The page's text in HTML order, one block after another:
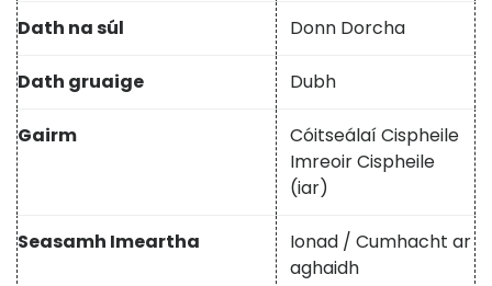
Dath na súl Donn Dorcha
Dath gruaige Dubh
Gairm
Cóitseálaí Cispheile
Imreoir Cispheile
(iar)
Seasamh Imeartha
Ionad / Cumhacht ar
aghaidh